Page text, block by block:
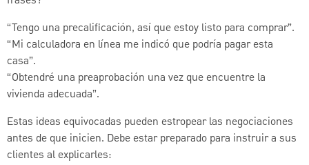
“Tengo una precalificación, así que estoy listo para comprar”.
“Mi calculadora en línea me indicó que podría pagar esta
casa”.
“Obtendré una preaprobación una vez que encuentre la
vivienda adecuada”.
Estas ideas equivocadas pueden estropear las negociaciones
antes de que inicien. Debe estar preparado para instruir a sus
clientes al explicarles: